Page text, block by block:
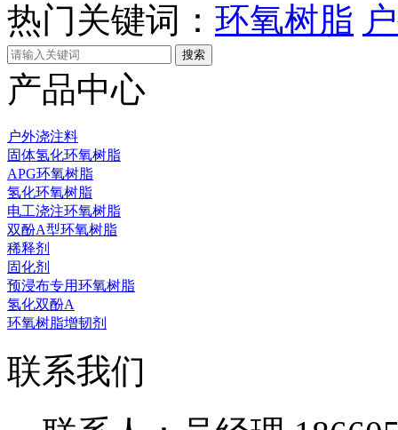
热门关键词： 环氧树脂
产品中心
户外浇注料
固体氢化环氧树脂
APG环氧树脂
氢化环氧树脂
电工浇注环氧树脂
双酚A型环氧树脂
稀释剂
固化剂
预浸布专用环氧树脂
氢化双酚A
环氧树脂增韧剂
联系我们